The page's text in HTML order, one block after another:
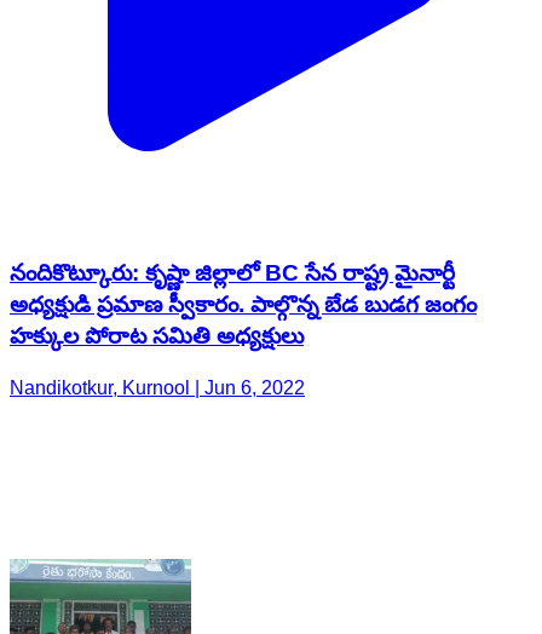
నందికొట్కూరు: కృష్ణా జిల్లాలో BC సేన రాష్ట్ర మైనార్టీ
అధ్యక్షుడి ప్రమాణ స్వీకారం. పాల్గొన్న బేడ బుడగ జంగం
హక్కుల పోరాట సమితి అధ్యక్షులు
Nandikotkur, Kurnool | Jun 6, 2022